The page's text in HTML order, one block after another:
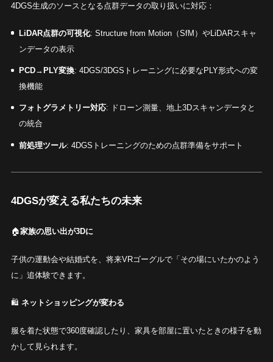
4DGS生成のソースとなる点群データの取り扱いに対応：
LiDAR点群の可視化: Structure from Motion（SfM）やLiDARスキャ
ンデータの表示
PCD→PLY変換: 4DGS/3DGSトレーニングに必要なPLY形式への変
換機能
フォトグラメトリー対応: ドローン測量、地上3Dスキャンデータと
の統合
前処理ツール: 4DGSトレーニングのための点群準備をサポート
4DGSが変える私たちの未来
🏠家族の思い出が3Dに
子供の運動会や結婚式を、将来VRゴーグルで「その場にいたかのよう
に」追体験できます。
🛍️ ネットショッピングが変わる
服を着た状態で360度確認したり、家具を部屋に置いたときの様子を動
かして見られます。